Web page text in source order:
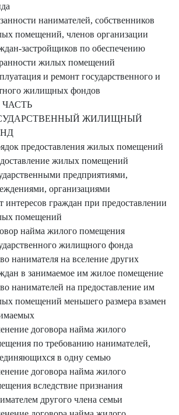
нанимателей, собственников
помещений, членов организации
застройщиков по обеспечению
жилых помещений
и ремонт государственного и
жилищных фондов
ЖИЛИЩНЫЙ
предоставления жилых помещений
жилых помещений
предприятиями,
организациями
интересов граждан при предоставлении
помещений
найма жилого помещения
жилищного фонда
нанимателя на вселение других
в занимаемое им жилое помещение
нанимателей на предоставление им
помещений меньшего размера взамен
договора найма жилого
по требованию нанимателей,
в одну семью
договора найма жилого
вследствие признания
другого члена семьи